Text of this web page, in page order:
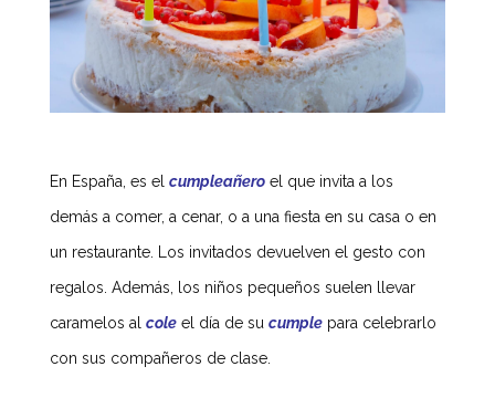
En España, es el cumpleañeroel que invita a los
demás a comer, a cenar, o a una fiesta en su casa o en
un restaurante. Los invitados devuelven el gesto con
regalos. Además, los niños pequeños suelen llevar
caramelos al coleel día de su cumplepara celebrarlo
con sus compañeros de clase.